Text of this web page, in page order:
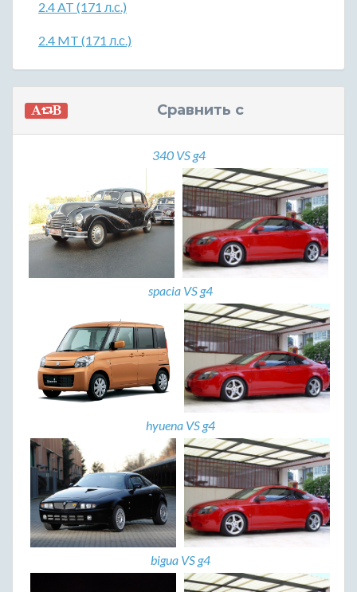
2.4 AT (171 л.с.)
2.4 MT (171 л.с.)
Сравнить с
340 VS g4
spacia VS g4
hyuena VS g4
bigua VS g4